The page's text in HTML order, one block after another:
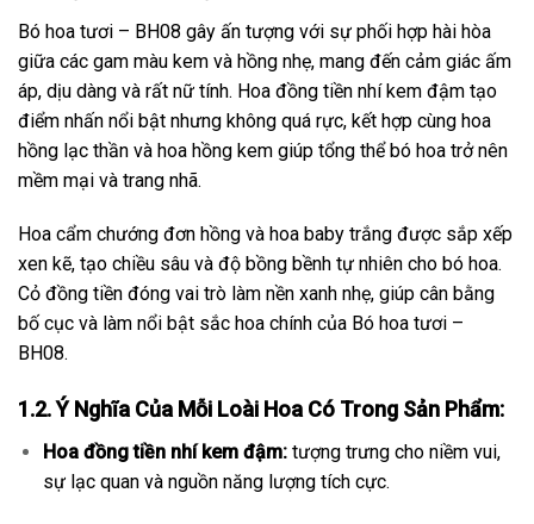
Bó hoa tươi – BH08 gây ấn tượng với sự phối hợp hài hòa
giữa các gam màu kem và hồng nhẹ, mang đến cảm giác ấm
áp, dịu dàng và rất nữ tính. Hoa đồng tiền nhí kem đậm tạo
điểm nhấn nổi bật nhưng không quá rực, kết hợp cùng hoa
hồng lạc thần và hoa hồng kem giúp tổng thể bó hoa trở nên
mềm mại và trang nhã.
Hoa cẩm chướng đơn hồng và hoa baby trắng được sắp xếp
xen kẽ, tạo chiều sâu và độ bồng bềnh tự nhiên cho bó hoa.
Cỏ đồng tiền đóng vai trò làm nền xanh nhẹ, giúp cân bằng
bố cục và làm nổi bật sắc hoa chính của Bó hoa tươi –
BH08.
1.2. Ý Nghĩa Của Mỗi Loài Hoa Có Trong Sản Phẩm:
Hoa đồng tiền nhí kem đậm:tượng trưng cho niềm vui,
sự lạc quan và nguồn năng lượng tích cực.